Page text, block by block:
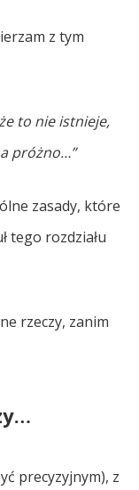
z tym
to nie istnieje,
próżno…”
zasady, które
tego rozdziału
rzeczy, zanim
precyzyjnym), z